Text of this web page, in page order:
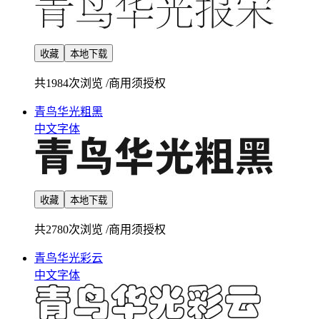
收藏 本地下载
共1984次浏览 /商用须授权
青鸟华光粗黑
中文字体
收藏 本地下载
共2780次浏览 /商用须授权
青鸟华光彩云
中文字体